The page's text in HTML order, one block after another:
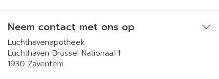
Neem contact met ons op
Luchthavenapotheek
Luchthaven Brussel Nationaal 1
1930 Zaventem